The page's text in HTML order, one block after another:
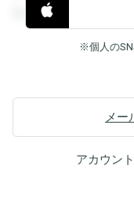
覧することができます。
※個人の
メー
アカウン